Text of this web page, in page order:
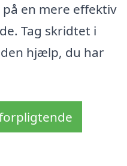
en mere effektiv
Tag skridtet i
hjælp, du har